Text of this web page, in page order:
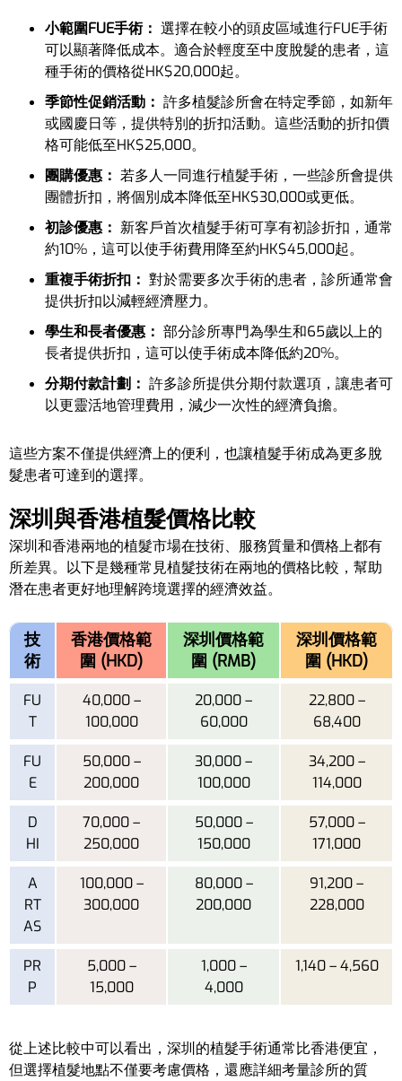
小範圍FUE手術： 選擇在較小的頭皮區域進行FUE手術
可以顯著降低成本。適合於輕度至中度脫髮的患者，這
種手術的價格從HK$20,000起。
季節性促銷活動： 許多植髮診所會在特定季節，如新年
或國慶日等，提供特別的折扣活動。這些活動的折扣價
格可能低至HK$25,000。
團購優惠： 若多人一同進行植髮手術，一些診所會提供
團體折扣，將個別成本降低至HK$30,000或更低。
初診優惠： 新客戶首次植髮手術可享有初診折扣，通常
約10%，這可以使手術費用降至約HK$45,000起。
重複手術折扣： 對於需要多次手術的患者，診所通常會
提供折扣以減輕經濟壓力。
學生和長者優惠： 部分診所專門為學生和65歲以上的
長者提供折扣，這可以使手術成本降低約20%。
分期付款計劃： 許多診所提供分期付款選項，讓患者可
以更靈活地管理費用，減少一次性的經濟負擔。
這些方案不僅提供經濟上的便利，也讓植髮手術成為更多脫
髮患者可達到的選擇。
深圳與香港植髮價格比較
深圳和香港兩地的植髮市場在技術、服務質量和價格上都有
所差異。以下是幾種常見植髮技術在兩地的價格比較，幫助
潛在患者更好地理解跨境選擇的經濟效益。
技
術
香港價格範
圍 (HKD)
深圳價格範
圍 (RMB)
深圳價格範
圍 (HKD)
FU
T
40,000 –
100,000
20,000 –
60,000
22,800 –
68,400
FU
E
50,000 –
200,000
30,000 –
100,000
34,200 –
114,000
D
HI
70,000 –
250,000
50,000 –
150,000
57,000 –
171,000
A
RT
AS
100,000 –
300,000
80,000 –
200,000
91,200 –
228,000
PR
P
5,000 –
15,000
1,000 –
4,000
1,140 – 4,560
從上述比較中可以看出，深圳的植髮手術通常比香港便宜，
但選擇植髮地點不僅要考慮價格，還應詳細考量診所的質